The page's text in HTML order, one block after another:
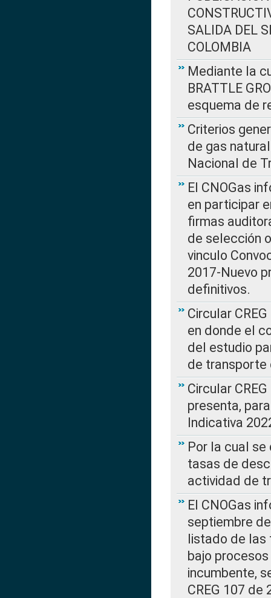
SALIDA DEL
COLOMBIA
Mediante la
BRATTLE
esquema de
Criterios
de gas
Nacional de
El CNOGas
en participar
firmas
de selección
vinculo
2017-Nuevo
definitivos.
Circular
en donde el
del estudio
de transporte
Circular
presenta,
Indicativa
Por la cual
tasas de
actividad de
El CNOGas
septiembre
listado de las
bajo
incumbente,
CREG 107